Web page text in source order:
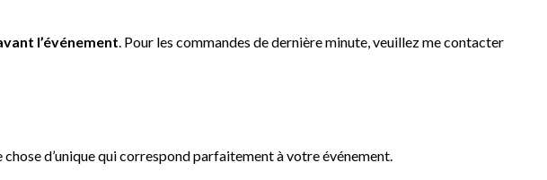
l’événement. Pour les commandes de dernière minute, veuillez me contacter
d’unique qui correspond parfaitement à votre événement.